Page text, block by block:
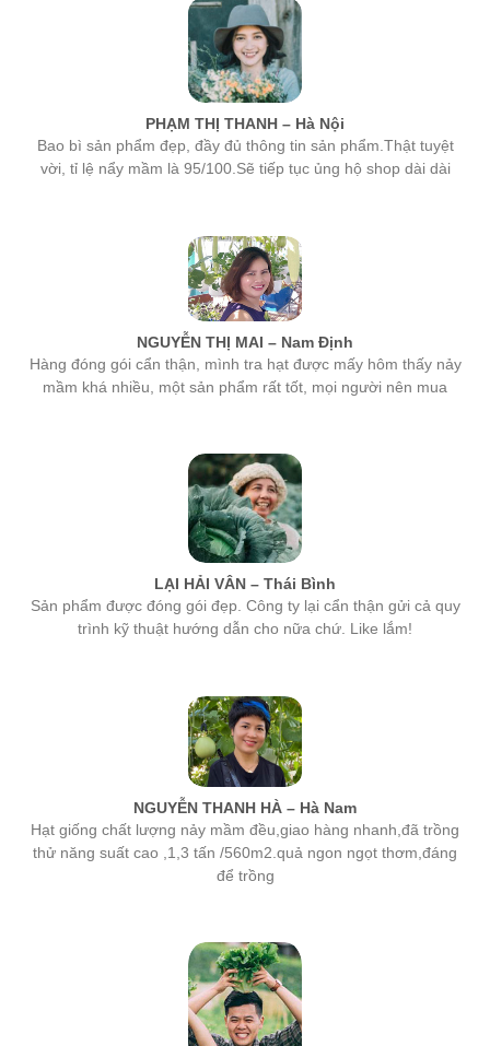
PHẠM THỊ THANH – Hà Nội
Bao bì sản phẩm đẹp, đầy đủ thông tin sản phẩm.Thật tuyệt
vời, tỉ lệ nẩy mầm là 95/100.Sẽ tiếp tục ủng hộ shop dài dài
NGUYỄN THỊ MAI – Nam Định
Hàng đóng gói cẩn thận, mình tra hạt được mấy hôm thấy nảy
mầm khá nhiều, một sản phẩm rất tốt, mọi người nên mua
LẠI HẢI VÂN – Thái Bình
Sản phẩm được đóng gói đẹp. Công ty lại cẩn thận gửi cả quy
trình kỹ thuật hướng dẫn cho nữa chứ. Like lắm!
NGUYỄN THANH HÀ – Hà Nam
Hạt giống chất lượng nảy mầm đều,giao hàng nhanh,đã trồng
thử năng suất cao ,1,3 tấn /560m2.quả ngon ngọt thơm,đáng
để trồng